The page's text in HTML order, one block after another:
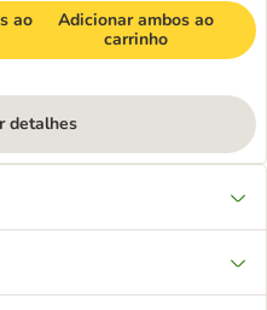
ao
Adicionar ambos ao
carrinho
detalhes